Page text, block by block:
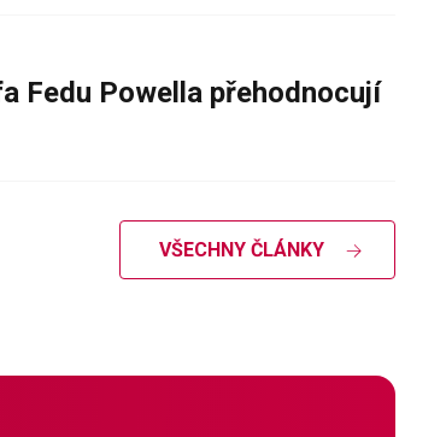
Fedu Powella přehodnocují
VŠECHNY ČLÁNKY